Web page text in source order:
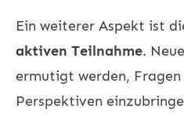
Ein weiterer Aspekt ist
aktiven Teilnahme.
ermutigt werden,
Perspektiven